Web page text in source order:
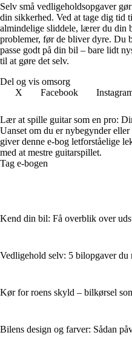
Selv små vedligeholdsopgaver
din sikkerhed. Ved at tage dig tid
almindelige sliddele, lærer du din
problemer, før de bliver dyre. Du
passe godt på din bil – bare lidt
til at gøre det selv.
Del og vis omsorg
X
Facebook
Lær at spille guitar som en pro:
Uanset om du er nybegynder
giver denne e-bog letforståelige
med at mestre guitarspillet.
Tag e-bogen
Kend din bil: Få overblik over
Vedligehold selv: 5 bilopgaver
Kør for roens skyld – bilkørsel
Bilens design og farver: Sådan